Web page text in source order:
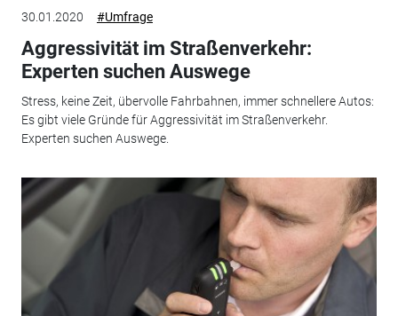
30.01.2020 #Umfrage
Aggressivität im Straßenverkehr:
Experten suchen Auswege
Stress, keine Zeit, übervolle Fahrbahnen, immer schnellere Autos:
Es gibt viele Gründe für Aggressivität im Straßenverkehr.
Experten suchen Auswege.